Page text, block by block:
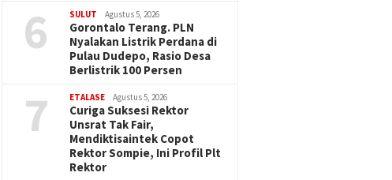
6 SULUT Agustus 5, 2026
Gorontalo Terang. PLN
Nyalakan Listrik Perdana di
Pulau Dudepo, Rasio Desa
Berlistrik 100 Persen
7 ETALASE Agustus 5, 2026
Curiga Suksesi Rektor
Unsrat Tak Fair,
Mendiktisaintek Copot
Rektor Sompie, Ini Profil Plt
Rektor